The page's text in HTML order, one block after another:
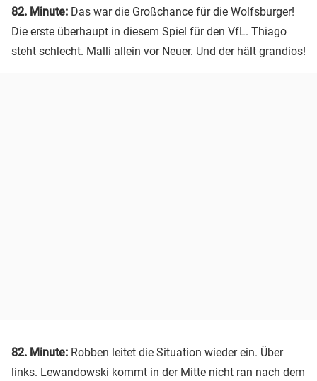
82. Minute: Das war die Großchance für die Wolfsburger!
Die erste überhaupt in diesem Spiel für den VfL. Thiago
steht schlecht. Malli allein vor Neuer. Und der hält grandios!
82. Minute: Robben leitet die Situation wieder ein. Über
links. Lewandowski kommt in der Mitte nicht ran nach dem